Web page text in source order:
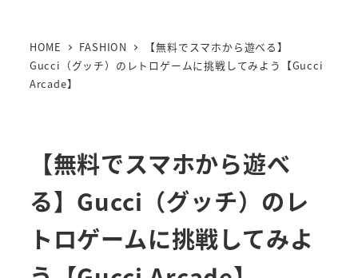
HOME FASHION
【無料でスマホから遊べる】
Gucci（グッチ）のレトロゲームに挑戦してみよう【Gucci
Arcade】
【無料でスマホから遊べ
る】Gucci（グッチ）のレ
トロゲームに挑戦してみよ